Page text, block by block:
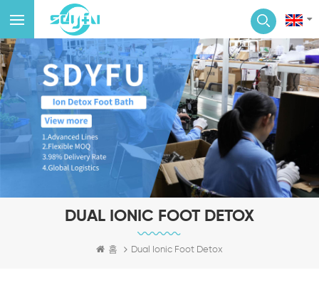
DUAL IONIC FOOT DETOX
홈 Dual Ionic Foot Detox